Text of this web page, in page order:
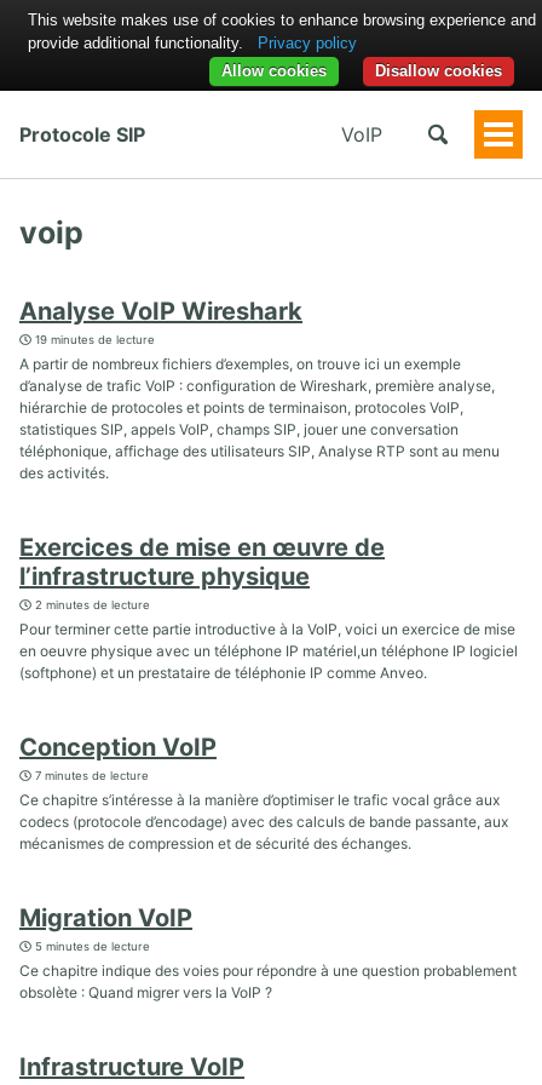
Protocole SIP VoIP
voip
Analyse VoIP Wireshark
19 minutes de lecture
A partir de nombreux fichiers d’exemples, on trouve ici un exemple
d’analyse de trafic VoIP : configuration de Wireshark, première analyse,
hiérarchie de protocoles et points de terminaison, protocoles VoIP,
statistiques SIP, appels VoIP, champs SIP, jouer une conversation
téléphonique, affichage des utilisateurs SIP, Analyse RTP sont au menu
des activités.
Exercices de mise en œuvre de
l’infrastructure physique
2 minutes de lecture
Pour terminer cette partie introductive à la VoIP, voici un exercice de mise
en oeuvre physique avec un téléphone IP matériel,un téléphone IP logiciel
(softphone) et un prestataire de téléphonie IP comme Anveo.
Conception VoIP
7 minutes de lecture
Ce chapitre s’intéresse à la manière d’optimiser le trafic vocal grâce aux
codecs (protocole d’encodage) avec des calculs de bande passante, aux
mécanismes de compression et de sécurité des échanges.
Migration VoIP
5 minutes de lecture
Ce chapitre indique des voies pour répondre à une question probablement
obsolète : Quand migrer vers la VoIP ?
Infrastructure VoIP
This website makes use of cookies to enhance browsing experience and
provide additional functionality.
Privacy policy
Disallow cookies
Allow cookies